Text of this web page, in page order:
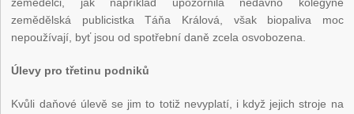
zemědělci, jak například upozornila nedávno kolegyně
zemědělská publicistka Táňa Králová, však biopaliva moc
nepoužívají, byť jsou od spotřební daně zcela osvobozena.
Úlevy pro třetinu podniků
Kvůli daňové úlevě se jim to totiž nevyplatí, i když jejich stroje na